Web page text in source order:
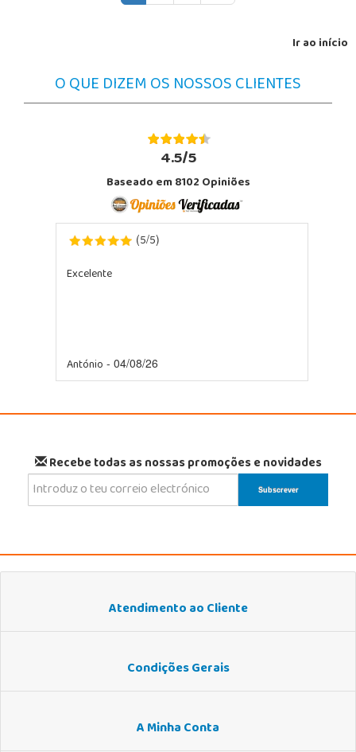
Ir ao início
O QUE DIZEM OS NOSSOS CLIENTES
4.5/5
Baseado em 8102 Opiniões
Marta- 03/08/26
Recebe todas as nossas promoções e novidades
Atendimento ao Cliente
Condições Gerais
A Minha Conta